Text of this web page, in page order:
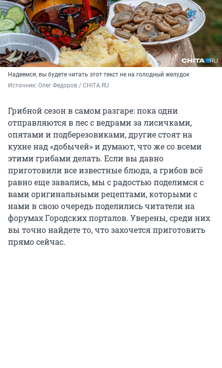
Надеемся, вы будете читать этот текст не на голодный желудок
Источник: Олег Федоров / CHITA.RU
Грибной сезон в самом разгаре: пока одни
отправляются в лес с ведрами за лисичками,
опятами и подберезовиками, другие стоят на
кухне над «добычей» и думают, что же со всеми
этими грибами делать. Если вы давно
приготовили все известные блюда, а грибов всё
равно еще завались, мы с радостью поделимся с
вами оригинальными рецептами, которыми с
нами в свою очередь поделились читатели на
форумах Городских порталов. Уверены, среди них
вы точно найдете то, что захочется приготовить
прямо сейчас.